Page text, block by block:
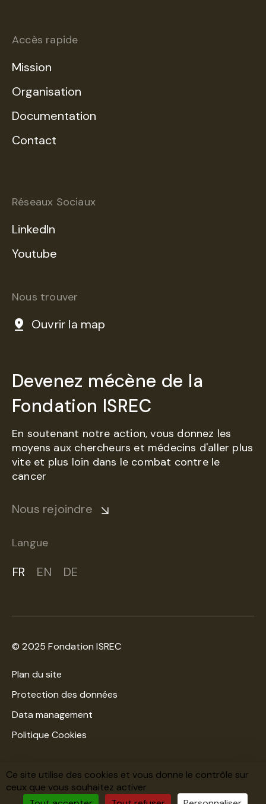
Accès rapide
Mission
Organisation
Documentation
Contact
Réseaux Sociaux
LinkedIn
Youtube
Nous trouver
Ouvrir la map
Devenez mécène de la
Fondation ISREC
En soutenant notre action, vous donnez les
moyens aux chercheurs et médecins d'aller plus
vite et plus loin dans le combat contre le
cancer
Nous rejoindre
Langue
FR EN DE
© 2025 Fondation ISREC
Plan du site
Protection des données
Data management
Politique Cookies
Une création WNG Agence digitale
Haut de la page
Ce site utilise des cookies et vous donne le contrôle sur
ceux que vous souhaitez activer